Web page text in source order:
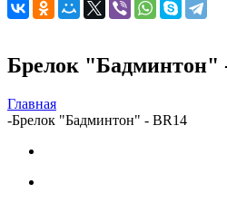
Брелок "Бадминтон"
Главная
-Брелок "Бадминтон" - BR14